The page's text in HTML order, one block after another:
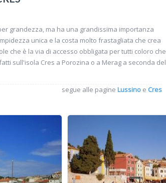
grandezza, ma ha una grandissima importanza
unica e la costa molto frastagliata che crea
che è la via di accesso obbligata per tutti coloro che
sull'isola Cres a Porozina o a Merag a seconda del
segue alle pagineLussino e Cres